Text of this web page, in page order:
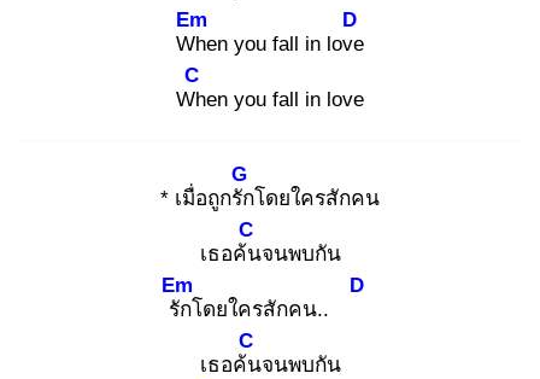
Wh
Em
en you fall in love
D
Wh
C
en you fall in love
* เมื่อถูกรัก
G
โดยใครสักคน
เธอค้น
C
จนพบกัน
รัก
Em
โดยใครสักคน..
D
เธอค้น
C
จนพบกัน